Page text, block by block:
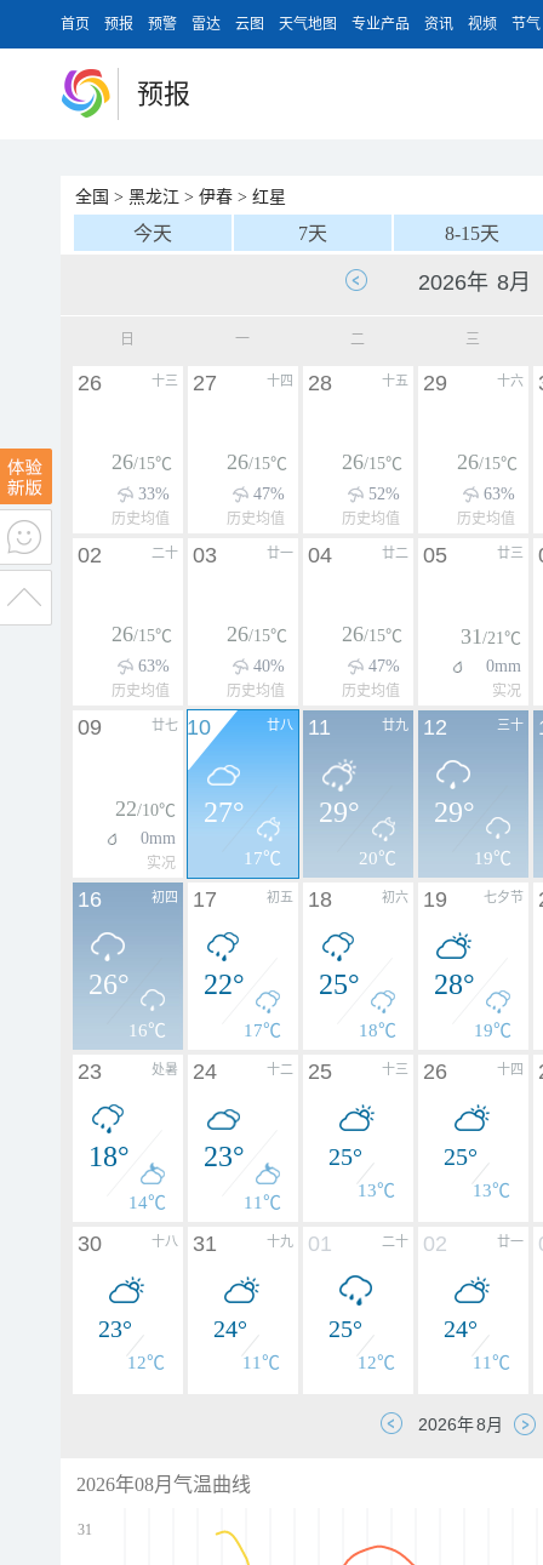
首页 预报 预警 雷达 云图 天气地图 专业产品 资讯 视频 节气
预报
全国 > 黑龙江 > 伊春 > 红星
今天 7天 8-15天
日 一 二 三
十三
26
26/15℃
33%
历史均值
十四
27
26/15℃
47%
历史均值
十五
28
26/15℃
52%
历史均值
十六
29
26/15℃
63%
历史均值
二十
02
26/15℃
63%
历史均值
廿一
03
26/15℃
40%
历史均值
廿二
04
26/15℃
47%
历史均值
廿三
05
31/21℃
0mm
实况
廿七
09
22/10℃
0mm
实况
廿八
10
27°
17℃
廿九
11
29°
20℃
三十
12
29°
19℃
初四
16
26°
16℃
初五
17
22°
17℃
初六
18
25°
18℃
七夕节
19
28°
19℃
处暑
23
18°
14℃
十二
24
23°
11℃
十三
25
25°
13℃
十四
26
25°
13℃
十八
30
23°
12℃
十九
31
24°
11℃
二十
01
25°
12℃
廿一
02
24°
11℃
2026年08月气温曲线
31